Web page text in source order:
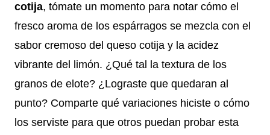
cotija, tómate un momento para notar cómo el
fresco aroma de los espárragos se mezcla con el
sabor cremoso del queso cotija y la acidez
vibrante del limón. ¿Qué tal la textura de los
granos de elote? ¿Lograste que quedaran al
punto? Comparte qué variaciones hiciste o cómo
los serviste para que otros puedan probar esta